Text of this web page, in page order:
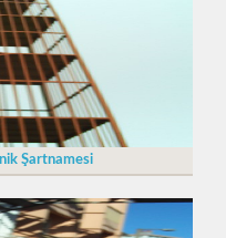
Şartnamesi